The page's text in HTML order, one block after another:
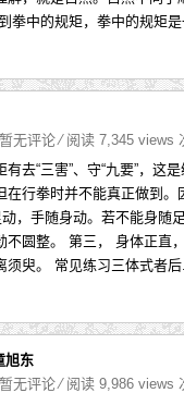
拳中的规矩，拳中的规矩
暂无评论⁄ 阅读 7,345 views
去“三害”、守“九要”，这
在行拳时并不能真正做到
，手随身动。若不能身随
不圆整。 第三， 身体正直
须臾。 常见练习三体式者
旭东
暂无评论⁄ 阅读 9,986 views